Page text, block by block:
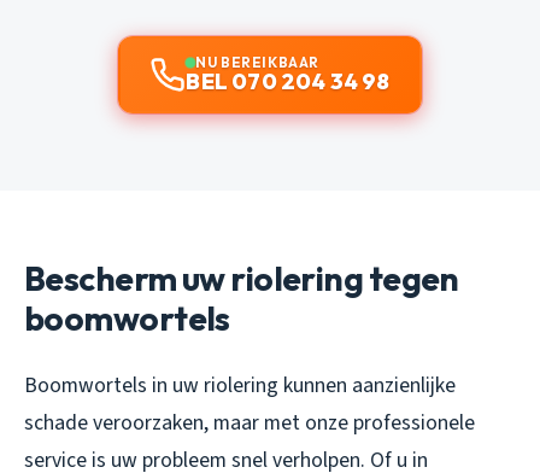
NU BEREIKBAAR
BEL 070 204 34 98
Bescherm uw riolering tegen
boomwortels
Boomwortels in uw riolering kunnen aanzienlijke
schade veroorzaken, maar met onze professionele
service is uw probleem snel verholpen. Of u in